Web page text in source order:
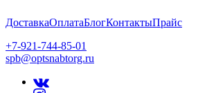
ДоставкаОплатаБлогКонтактыПрайс
+7-921-744-85-01
spb@optsnabtorg.ru